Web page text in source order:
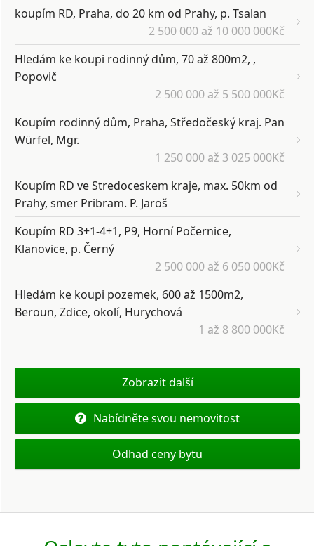
koupím RD, Praha, do 20 km od Prahy, p. Tsalan
2 500 000 až 10 000 000Kč
Hledám ke koupi rodinný dům, 70 až 800m2, ,
Popovič
2 500 000 až 5 500 000Kč
Koupím rodinný dům, Praha, Středočeský kraj. Pan
Würfel, Mgr.
1 250 000 až 3 025 000Kč
Koupím RD ve Stredoceskem kraje, max. 50km od
Prahy, smer Pribram. P. Jaroš
Koupím RD 3+1-4+1, P9, Horní Počernice,
Klanovice, p. Černý
2 500 000 až 6 050 000Kč
Hledám ke koupi pozemek, 600 až 1500m2,
Beroun, Zdice, okolí, Hurychová
1 až 8 800 000Kč
Zobrazit další
Nabídněte svou nemovitost
Odhad ceny bytu